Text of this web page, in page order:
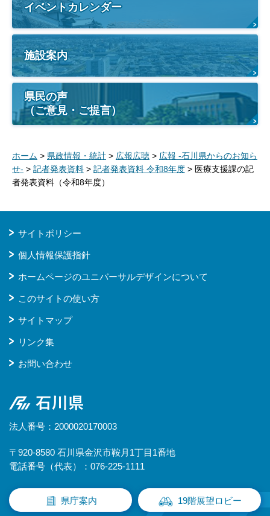
イベントカレンダー
施設案内
県民の声
（ご意見・ご提言）
ホーム > 県政情報・統計 > 広報広聴 > 広報 -石川県からのお知ら
せ- > 記者発表資料 > 記者発表資料 令和8年度 > 医療支援課の記
者発表資料（令和8年度）
サイトポリシー
個人情報保護指針
ホームページのユニバーサルデザインについて
このサイトの使い方
サイトマップ
リンク集
お問い合わせ
石川県
法人番号：2000020170003
〒920-8580 石川県金沢市鞍月1丁目1番地
電話番号（代表）：076-225-1111
県庁案内 19階展望ロビー